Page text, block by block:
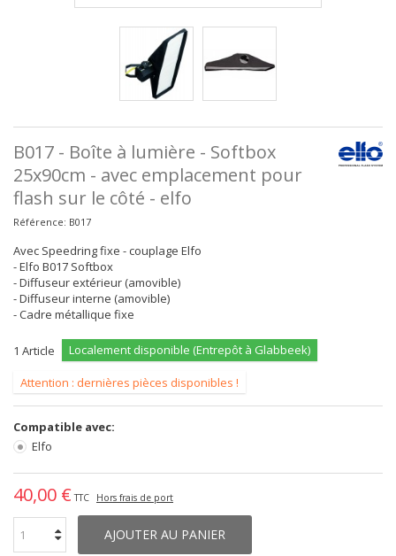
B017 - Boîte à lumière - Softbox
25x90cm - avec emplacement pour
flash sur le côté - elfo
Référence: B017
Avec Speedring fixe - couplage Elfo
- Elfo B017 Softbox
- Diffuseur extérieur (amovible)
- Diffuseur interne (amovible)
- Cadre métallique fixe
1 Article Localement disponible (Entrepôt à Glabbeek)
Attention : dernières pièces disponibles !
Compatible avec:
Elfo
40,00 € TTC Hors frais de port
AJOUTER AU PANIER